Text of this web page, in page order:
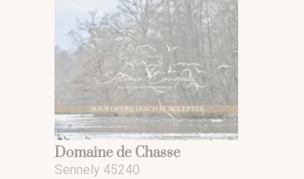
Domaine de Chasse
Sennely 45240